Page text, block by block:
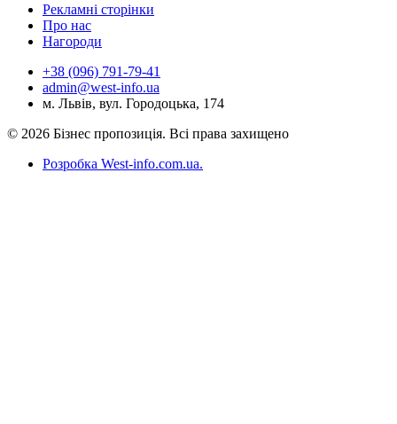
Рекламні сторінки
Про нас
Нагороди
+38 (096) 791-79-41
admin@west-info.ua
м. Львів, вул. Городоцька, 174
© 2026 Бізнес пропозиція. Всі права захищено
Розробка West-info.com.ua.